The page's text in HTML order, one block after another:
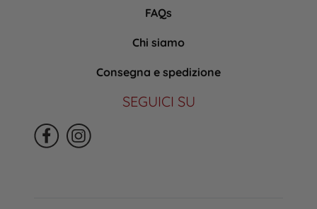
FAQs
Chi siamo
Consegna e spedizione
SEGUICI SU